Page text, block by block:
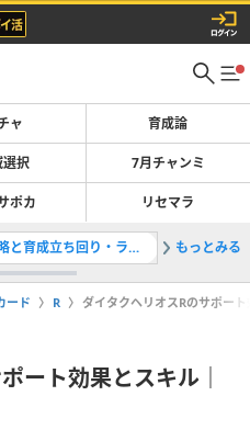
ャ 育成論
選択 7月チャンミ
ポカ リセマラ
新シナリオ「トレセン軒」の攻略と育成立ち回り・ラーメンシナリオ 2秋ウマ
もっとみる
ード R ダイタクヘリオスRのサポー
ート効果とスキル｜